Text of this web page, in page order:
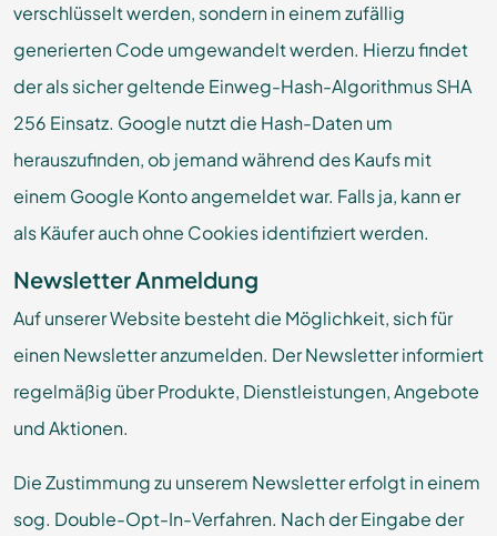
verschlüsselt werden, sondern in einem zufällig
generierten Code umgewandelt werden. Hierzu findet
der als sicher geltende Einweg-Hash-Algorithmus SHA
256 Einsatz. Google nutzt die Hash-Daten um
herauszufinden, ob jemand während des Kaufs mit
einem Google Konto angemeldet war. Falls ja, kann er
als Käufer auch ohne Cookies identifiziert werden.
Newsletter Anmeldung
Auf unserer Website besteht die Möglichkeit, sich für
einen Newsletter anzumelden. Der Newsletter informiert
regelmäßig über Produkte, Dienstleistungen, Angebote
und Aktionen.
Die Zustimmung zu unserem Newsletter erfolgt in einem
sog. Double-Opt-In-Verfahren. Nach der Eingabe der